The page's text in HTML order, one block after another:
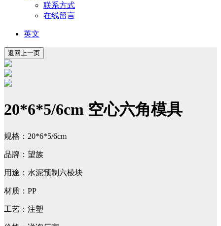
联系方式
在线留言
英文
20*6*5/6cm 空心六角模具
规格：20*6*5/6cm
品牌：望族
用途：水泥预制六棱块
材质：PP
工艺：注塑